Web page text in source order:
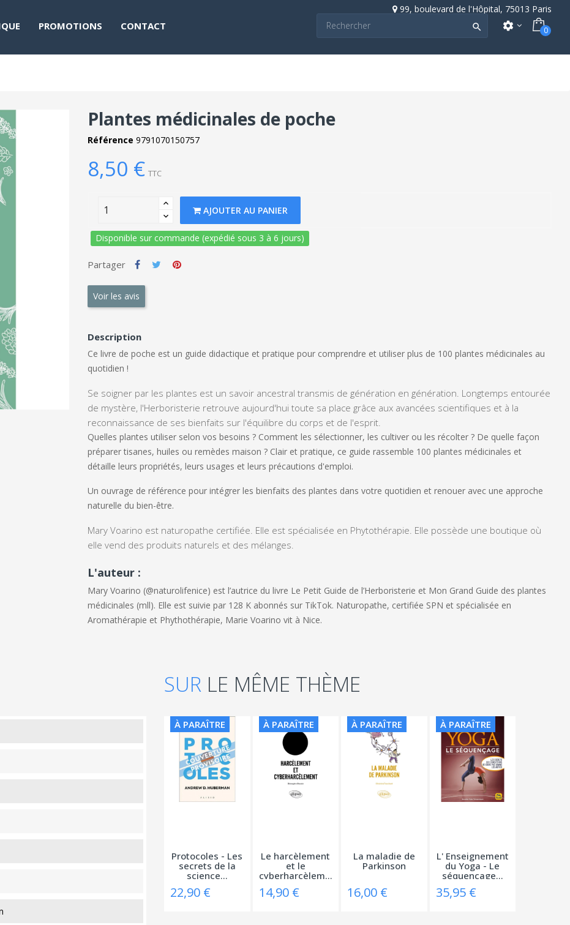
99, boulevard de l'Hôpital, 75013 Paris
PROMOTIONS CONTACT  settings 0
Plantes médicinales de poche
Référence 9791070150757
8,50 € TTC
AJOUTER AU PANIER
Disponible sur commande (expédié sous 3 à 6 jours)
Partager
Voir les avis
Description
Ce livre de poche est un guide didactique et pratique pour comprendre et utiliser plus de 100 plantes médicinales au
quotidien !
Se soigner par les plantes est un savoir ancestral transmis de génération en génération. Longtemps entourée
de mystère, l'Herboristerie retrouve aujourd'hui toute sa place grâce aux avancées scientifiques et à la
reconnaissance de ses bienfaits sur l'équilibre du corps et de l'esprit.
Quelles plantes utiliser selon vos besoins ? Comment les sélectionner, les cultiver ou les récolter ? De quelle façon
préparer tisanes, huiles ou remèdes maison ? Clair et pratique, ce guide rassemble 100 plantes médicinales et
détaille leurs propriétés, leurs usages et leurs précautions d'emploi.
Un ouvrage de référence pour intégrer les bienfaits des plantes dans votre quotidien et renouer avec une approche
naturelle du bien-être.
Mary Voarino est naturopathe certifiée. Elle est spécialisée en Phytothérapie. Elle possède une boutique où
elle vend des produits naturels et des mélanges.
L'auteur :
Mary Voarino (@naturolifenice) est l’autrice du livre Le Petit Guide de l’Herboristerie et Mon Grand Guide des plantes
médicinales (mll). Elle est suivie par 128 K abonnés sur TikTok. Naturopathe, certifiée SPN et spécialisée en
Aromathérapie et Phythothérapie, Marie Voarino vit à Nice.
SUR LE MÊME THÈME
À PARAÎTRE
Protocoles - Les
secrets de la
science...
22,90 €
À PARAÎTRE
Le harcèlement
et le
cyberharcèlement
14,90 €
À PARAÎTRE
La maladie de
Parkinson
16,00 €
À PARAÎTRE
L' Enseignement
du Yoga - Le
séquençage...
35,95 €